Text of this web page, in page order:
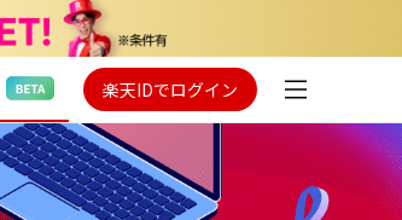
楽天IDでログイン